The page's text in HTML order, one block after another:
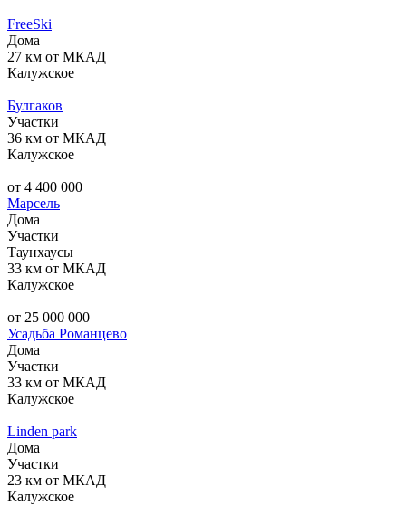
FreeSki
Дома
27 км от МКАД
Калужское
Булгаков
Участки
36 км от МКАД
Калужское
от 4 400 000
Марсель
Дома
Участки
Таунхаусы
33 км от МКАД
Калужское
от 25 000 000
Усадьба Романцево
Дома
Участки
33 км от МКАД
Калужское
Linden park
Дома
Участки
23 км от МКАД
Калужское